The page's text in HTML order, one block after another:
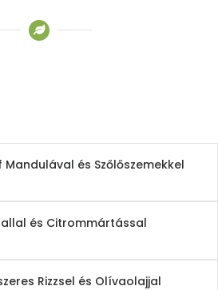
és Szőlőszemekkel
és Citrommártással
Rizzsel és Olívaolajjal